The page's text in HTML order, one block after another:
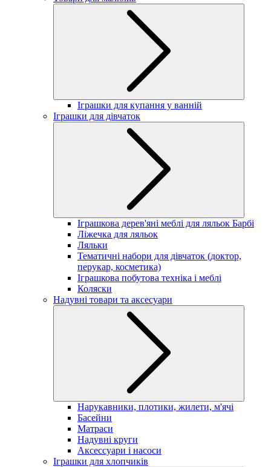
Іграшки для купання у ванній
Іграшки для дівчаток
Іграшкова дерев'яні меблі для ляльок Барбі
Ліжечка для ляльок
Ляльки
Тематичні набори для дівчаток (доктор,
перукар, косметика)
Іграшкова побутова техніка і меблі
Коляски
Надувні товари та аксесуари
Нарукавники, плотики, жилети, м'ячі
Басейни
Матраси
Надувні круги
Аксессуари і насоси
Іграшки для хлопчиків